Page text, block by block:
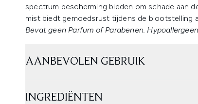
spectrum bescherming bieden om schade aan
mist biedt gemoedsrust tijdens de blootstelling
Bevat geen Parfum of Parabenen.
AANBEVOLEN GEBRUIK
INGREDIËNTEN